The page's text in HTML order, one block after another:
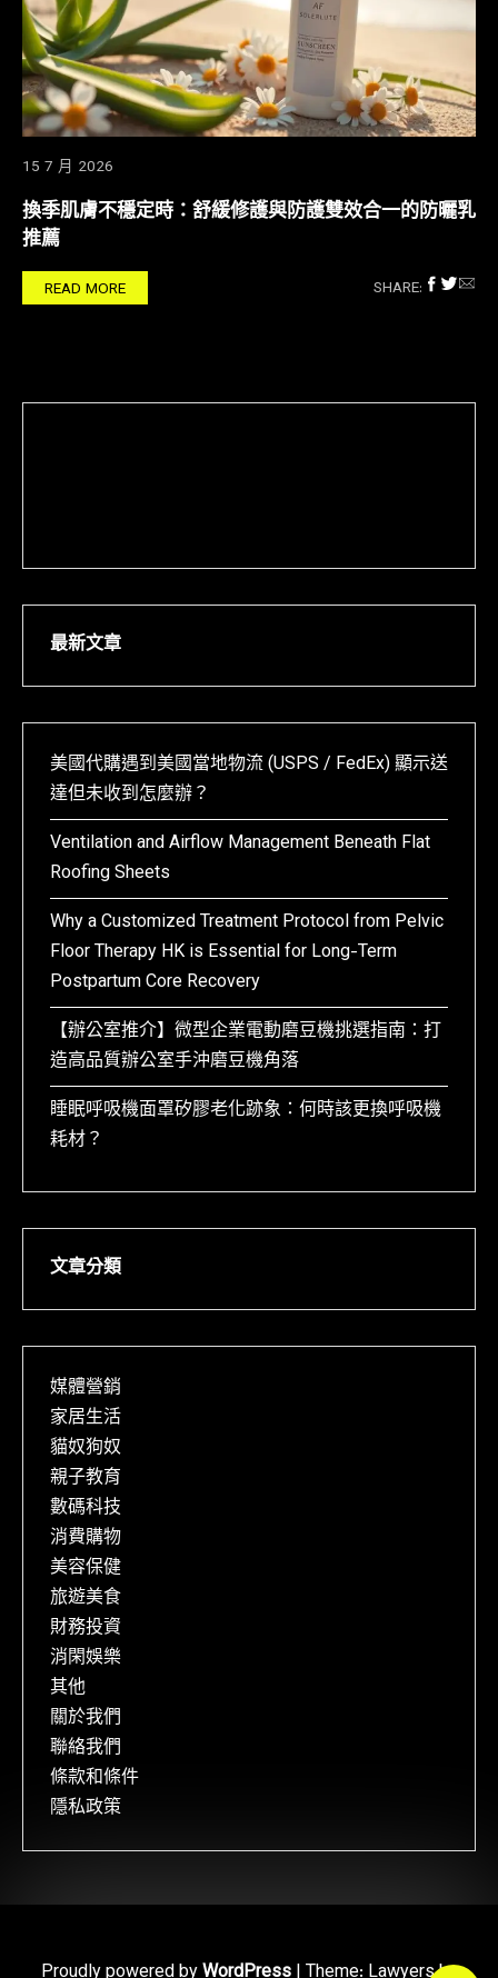
15 7 月 2026
換季肌膚不穩定時：舒緩修護與防護雙效合一的防曬乳
推薦
READ MORE SHARE:
最新文章
美國代購遇到美國當地物流 (USPS / FedEx) 顯示送
達但未收到怎麼辦？
Ventilation and Airflow Management Beneath Flat
Roofing Sheets
Why a Customized Treatment Protocol from Pelvic
Floor Therapy HK is Essential for Long-Term
Postpartum Core Recovery
【辦公室推介】微型企業電動磨豆機挑選指南：打
造高品質辦公室手沖磨豆機角落
睡眠呼吸機面罩矽膠老化跡象：何時該更換呼吸機
耗材？
文章分類
媒體營銷
家居生活
貓奴狗奴
親子教育
數碼科技
消費購物
美容保健
旅遊美食
財務投資
消閑娛樂
其他
關於我們
聯絡我們
條款和條件
隱私政策